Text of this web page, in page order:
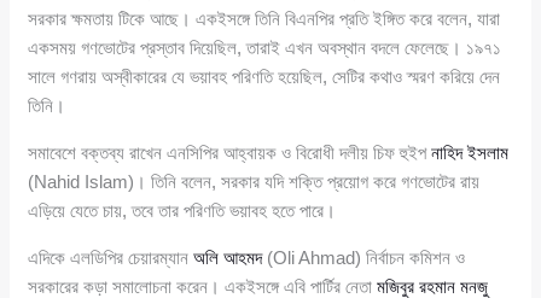
সরকার ক্ষমতায় টিকে আছে। একইসঙ্গে তিনি বিএনপির প্রতি ইঙ্গিত করে বলেন, যারা
একসময় গণভোটের প্রস্তাব দিয়েছিল, তারাই এখন অবস্থান বদলে ফেলেছে। ১৯৭১
সালে গণরায় অস্বীকারের যে ভয়াবহ পরিণতি হয়েছিল, সেটির কথাও স্মরণ করিয়ে দেন
তিনি।
সমাবেশে বক্তব্য রাখেন এনসিপির আহ্বায়ক ও বিরোধী দলীয় চিফ হুইপনাহিদ ইসলাম
(Nahid Islam)। তিনি বলেন, সরকার যদি শক্তি প্রয়োগ করে গণভোটের রায়
এড়িয়ে যেতে চায়, তবে তার পরিণতি ভয়াবহ হতে পারে।
এদিকে এলডিপির চেয়ারম্যানঅলি আহমদ(Oli Ahmad) নির্বাচন কমিশন ও
সরকারের কড়া সমালোচনা করেন। একইসঙ্গে এবি পার্টির নেতামজিবুর রহমান মনজু